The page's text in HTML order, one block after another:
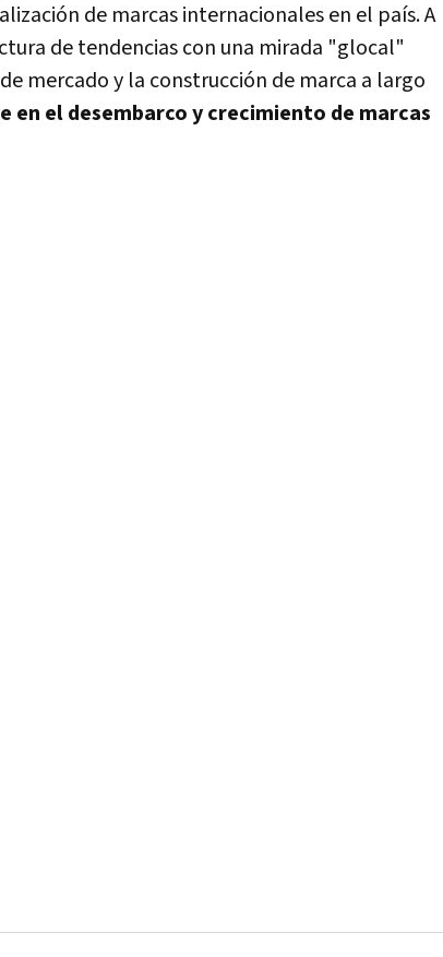
de marcas internacionales en el país. A
de tendencias con una mirada "glocal"
mercado y la construcción de marca a largo
en el desembarco y crecimiento de marcas